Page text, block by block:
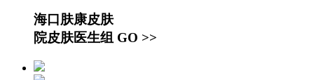
海口肤康皮肤
院皮肤医生组 GO >>